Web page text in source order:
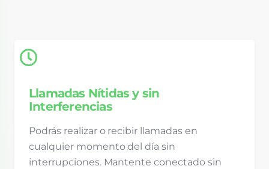
Llamadas Nítidas y sin
Interferencias
Podrás realizar o recibir llamadas en
cualquier momento del día sin
interrupciones. Mantente conectado sin